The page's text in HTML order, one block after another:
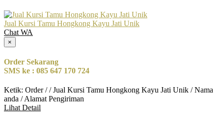
Jual Kursi Tamu Hongkong Kayu Jati Unik
Chat WA
×
Order Sekarang
SMS ke : 085 647 170 724
Ketik: Order / / Jual Kursi Tamu Hongkong Kayu Jati Unik / Nama
anda / Alamat Pengiriman
Lihat Detail